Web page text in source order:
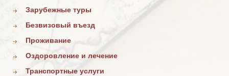
Зарубежные туры
Безвизовый въезд
Проживание
Оздоровление и лечение
Транспортные услуги